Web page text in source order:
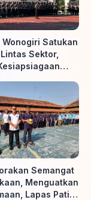
Satukan
Sektor,
Semangat
Menguatkan
Lapas Pati